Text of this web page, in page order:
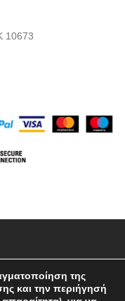
10673
της
και την περιήγησή